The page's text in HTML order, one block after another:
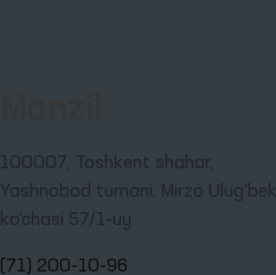
100007, Toshkent shahar,
Yashnobod tumani. Mirzo Ulug‘bek
ko‘chasi 57/1-uy
(71) 200-10-96